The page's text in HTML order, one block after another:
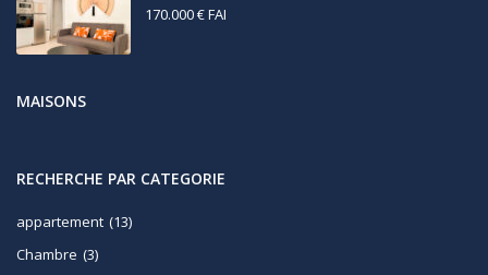
170.000 €FAI
MAISONS
RECHERCHE PAR CATEGORIE
appartement (13)
Chambre (3)